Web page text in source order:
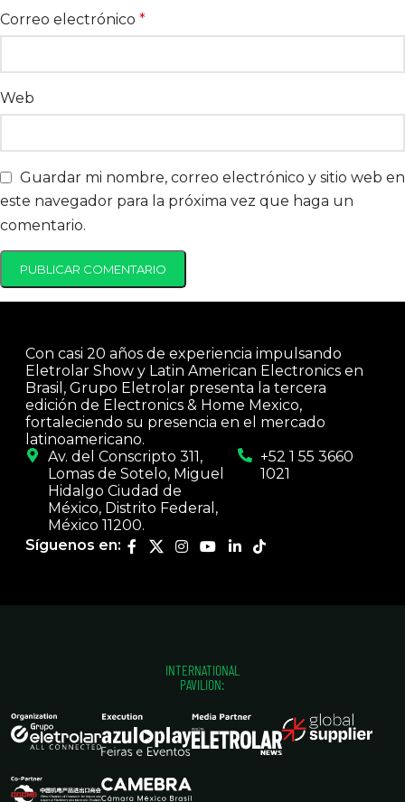
Correo electrónico *
Web
Guardar mi nombre, correo electrónico y sitio web en
este navegador para la próxima vez que haga un
comentario.
Con casi 20 años de experiencia impulsando
Eletrolar Show y Latin American Electronics en
Brasil, Grupo Eletrolar presenta la tercera
edición de Electronics & Home Mexico,
fortaleciendo su presencia en el mercado
latinoamericano.
Av. del Conscripto 311,
Lomas de Sotelo, Miguel
Hidalgo Ciudad de
México, Distrito Federal,
México 11200.
+52 1 55 3660
1021
Síguenos en:
INTERNATIONAL
PAVILION: